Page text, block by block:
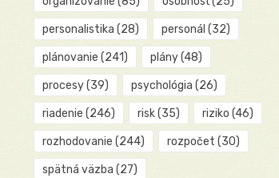
personalistika (28) personál (32)
plánovanie (241) plány(48)
procesy(39) psychológia (26)
riadenie (246) risk(35) riziko (46)
rozhodovanie (244) rozpočet (30)
spätná väzba (27)